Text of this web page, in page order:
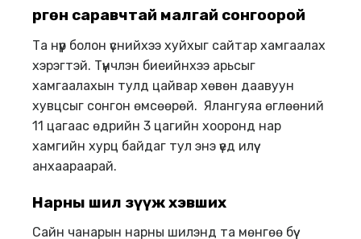
Өргөн саравчтай малгай сонгоорой
Та нүүр болон үснийхээ хуйхыг сайтар хамгаалах
хэрэгтэй. Түүнчлэн биеийнхээ арьсыг
хамгаалахын тулд цайвар хөвөн даавуун
хувцсыг сонгон өмсөөрөй. Ялангуяа өглөөний
11 цагаас өдрийн 3 цагийн хооронд нар
хамгийн хурц байдаг тул энэ үед илүү
анхаараарай.
Нарны шил зүүж хэвших
Сайн чанарын нарны шилэнд та мөнгөө бүү